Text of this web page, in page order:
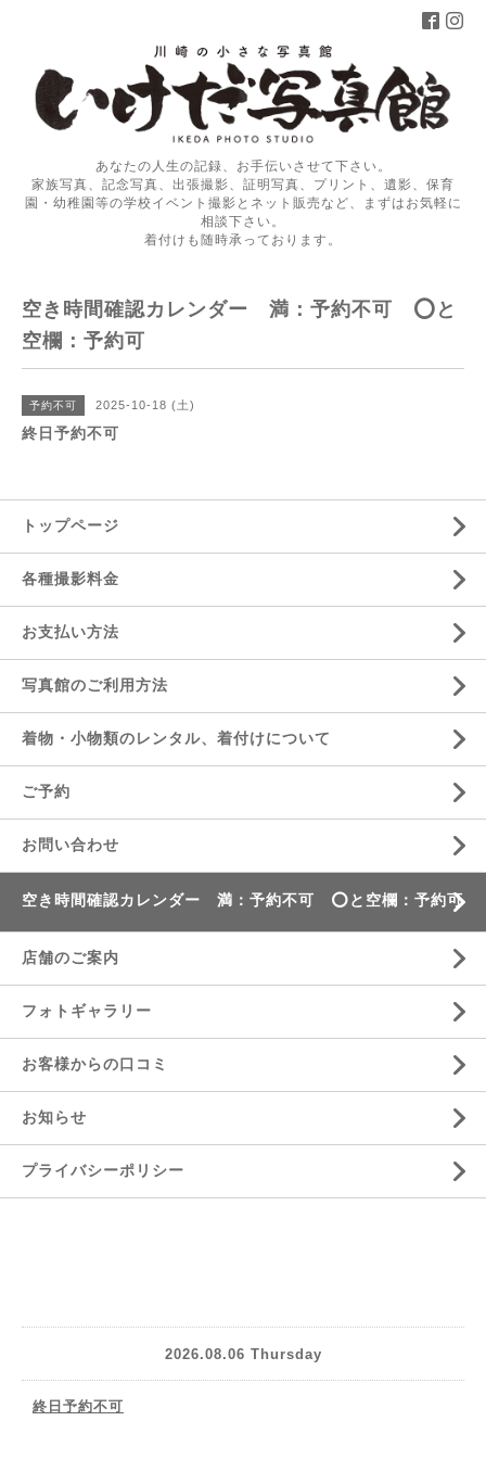
あなたの人生の記録、お手伝いさせて下さい。
家族写真、記念写真、出張撮影、証明写真、プリント、遺影、保育
園・幼稚園等の学校イベント撮影とネット販売など、まずはお気軽に
相談下さい。
着付けも随時承っております。
空き時間確認カレンダー 満：予約不可 ⭕️と
空欄：予約可
予約不可 2025-10-18 (土)
終日予約不可
トップページ
各種撮影料金
お支払い方法
写真館のご利用方法
着物・小物類のレンタル、着付けについて
ご予約
お問い合わせ
空き時間確認カレンダー 満：予約不可 ⭕️と空欄：予約可
店舗のご案内
フォトギャラリー
お客様からの口コミ
お知らせ
プライバシーポリシー
2026.08.06 Thursday
終日予約不可